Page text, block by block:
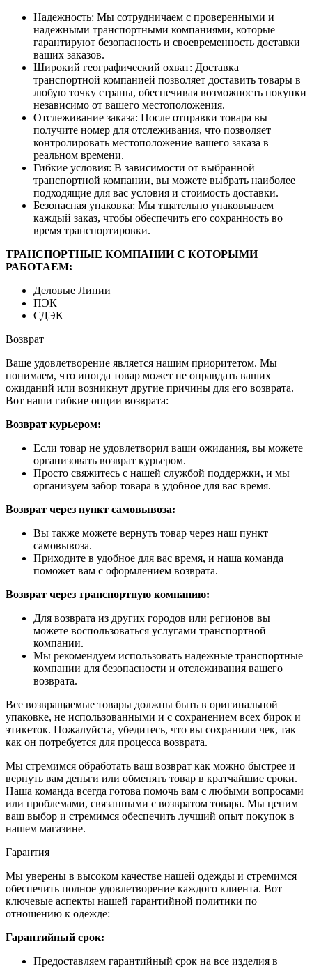
Надежность: Мы сотрудничаем с проверенными и
надежными транспортными компаниями, которые
гарантируют безопасность и своевременность доставки
ваших заказов.
Широкий географический охват: Доставка
транспортной компанией позволяет доставить товары в
любую точку страны, обеспечивая возможность покупки
независимо от вашего местоположения.
Отслеживание заказа: После отправки товара вы
получите номер для отслеживания, что позволяет
контролировать местоположение вашего заказа в
реальном времени.
Гибкие условия: В зависимости от выбранной
транспортной компании, вы можете выбрать наиболее
подходящие для вас условия и стоимость доставки.
Безопасная упаковка: Мы тщательно упаковываем
каждый заказ, чтобы обеспечить его сохранность во
время транспортировки.
ТРАНСПОРТНЫЕ КОМПАНИИ С КОТОРЫМИ
РАБОТАЕМ:
Деловые Линии
ПЭК
СДЭК
Возврат
Ваше удовлетворение является нашим приоритетом. Мы
понимаем, что иногда товар может не оправдать ваших
ожиданий или возникнут другие причины для его возврата.
Вот наши гибкие опции возврата:
Возврат курьером:
Если товар не удовлетворил ваши ожидания, вы можете
организовать возврат курьером.
Просто свяжитесь с нашей службой поддержки, и мы
организуем забор товара в удобное для вас время.
Возврат через пункт самовывоза:
Вы также можете вернуть товар через наш пункт
самовывоза.
Приходите в удобное для вас время, и наша команда
поможет вам с оформлением возврата.
Возврат через транспортную компанию:
Для возврата из других городов или регионов вы
можете воспользоваться услугами транспортной
компании.
Мы рекомендуем использовать надежные транспортные
компании для безопасности и отслеживания вашего
возврата.
Все возвращаемые товары должны быть в оригинальной
упаковке, не использованными и с сохранением всех бирок и
этикеток. Пожалуйста, убедитесь, что вы сохранили чек, так
как он потребуется для процесса возврата.
Мы стремимся обработать ваш возврат как можно быстрее и
вернуть вам деньги или обменять товар в кратчайшие сроки.
Наша команда всегда готова помочь вам с любыми вопросами
или проблемами, связанными с возвратом товара. Мы ценим
ваш выбор и стремимся обеспечить лучший опыт покупок в
нашем магазине.
Гарантия
Мы уверены в высоком качестве нашей одежды и стремимся
обеспечить полное удовлетворение каждого клиента. Вот
ключевые аспекты нашей гарантийной политики по
отношению к одежде:
Гарантийный срок:
Предоставляем гарантийный срок на все изделия в